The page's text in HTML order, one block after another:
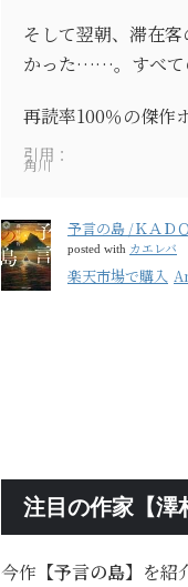
そして翌朝、滞在
かった……。すべて
再読率100％の傑作
引用：
角川
予言の島 /ＫＡＤ
posted with カエレバ
楽天市場で購入
注目の作家【澤
今作 【予言の島】 を紹